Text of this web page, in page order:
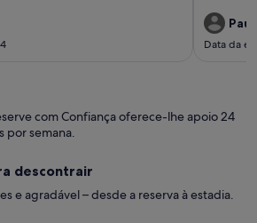
house is
and the
platforms
close to
Data da
com Confiança oferece-lhe apoio 24
por semana.
descontrair
e agradável – desde a reserva à estadia.